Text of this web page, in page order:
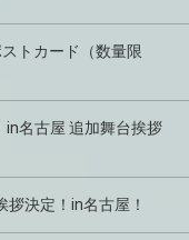
トカード（数量限
名古屋 追加舞台挨拶
拶決定！in名古屋！